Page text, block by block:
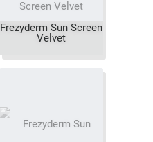
Frezyderm Sun Screen
Velvet